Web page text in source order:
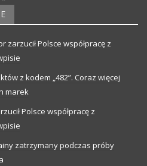
zarzucił Polsce współpracę z
z kodem „482”. Coraz więcej
marek
Polsce współpracę z
zatrzymany podczas próby